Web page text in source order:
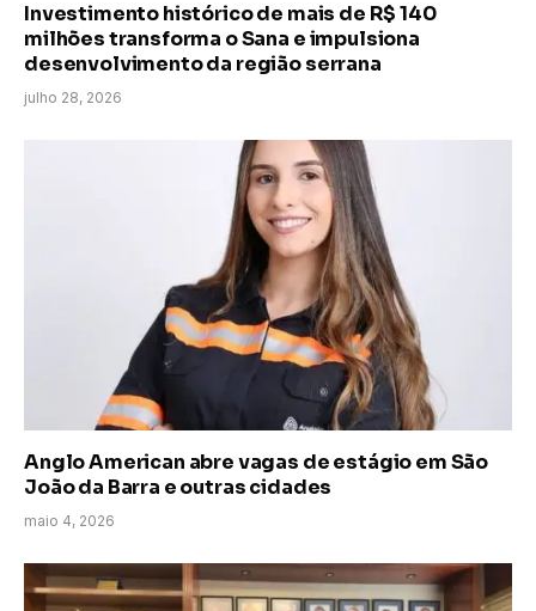
Investimento histórico de mais de R$ 140
milhões transforma o Sana e impulsiona
desenvolvimento da região serrana
julho 28, 2026
Anglo American abre vagas de estágio em São
João da Barra e outras cidades
maio 4, 2026